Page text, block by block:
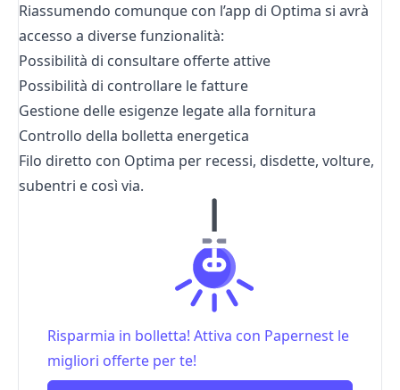
Riassumendo comunque con l’app di Optima si avrà
accesso a diverse funzionalità:
Possibilità di consultare offerte attive
Possibilità di controllare le fatture
Gestione delle esigenze legate alla fornitura
Controllo della bolletta energetica
Filo diretto con Optima per recessi, disdette, volture,
subentri e così via.
Risparmia in bolletta! Attiva con Papernest le
migliori offerte per te!